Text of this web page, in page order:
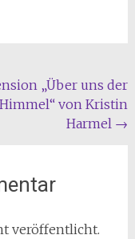
„Über uns der
Himmel“ von Kristin
Harmel →
veröffentlicht.